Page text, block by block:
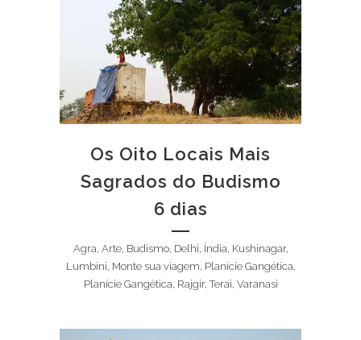
Os Oito Locais Mais
Sagrados do Budismo
6 dias
Agra, Arte, Budismo, Delhi, Índia, Kushinagar,
Lumbini, Monte sua viagem, Planície Gangética,
Planície Gangética, Rajgir, Terai, Varanasi